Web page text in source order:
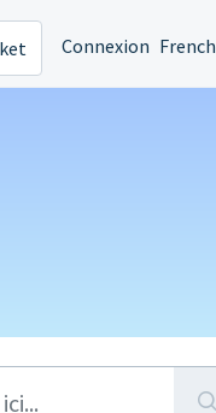
Connexion French